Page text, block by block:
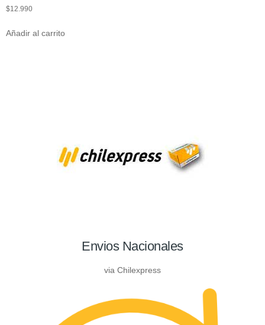
$12.990
Añadir al carrito
Envios Nacionales
via Chilexpress